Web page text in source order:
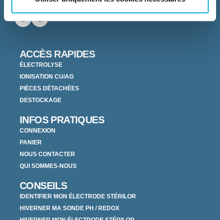
Stérilor, 115 rue de l'Oliveraie 34 130 - Valergues France
ACCÈS RAPIDES
ÉLECTROLYSE
IONISATION CU/AG
PIÈCES DÉTACHÉES
DESTOCKAGE
INFOS PRATIQUES
CONNEXION
PANIER
NOUS CONTACTER
QUI SOMMES-NOUS
CONSEILS
IDENTIFIER MON ÉLECTRODE STÉRILOR
HIVERNER MA SONDE PH / REDOX